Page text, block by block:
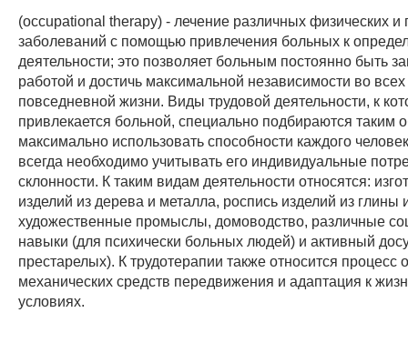
(occupational therapy) - лечение различных физических и
заболеваний с помощью привлечения больных к
деятельности; это позволяет больным постоянно быть
работой и достичь максимальной независимости во всех
повседневной жизни. Виды трудовой деятельности, к
привлекается больной, специально подбираются таким
максимально использовать способности каждого
всегда необходимо учитывать его индивидуальные
склонности. К таким видам деятельности относятся:
изделий из дерева и металла, роспись изделий из глины
художественные промыслы, домоводство, различные
навыки (для психически больных людей) и активный
престарелых). К трудотерапии также относится процесс
механических средств передвижения и адаптация к
условиях.